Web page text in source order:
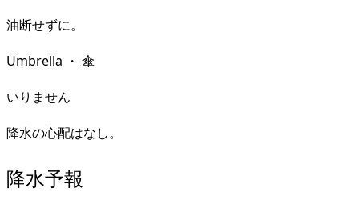
油断せずに。
Umbrella ・ 傘
いりません
降水の心配はなし。
降水予報